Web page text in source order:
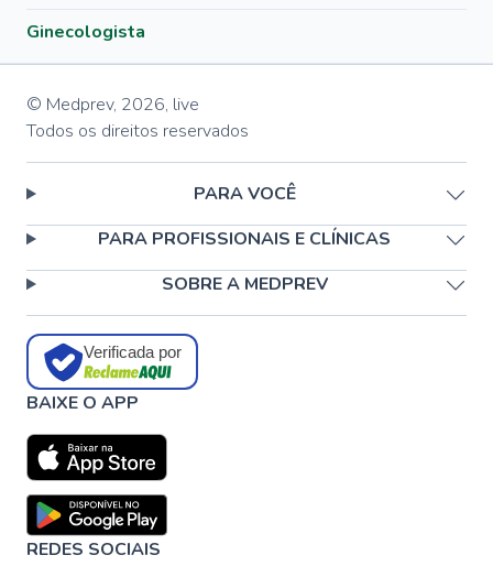
Ginecologista
© Medprev, 2026, live
Todos os direitos reservados
PARA VOCÊ
PARA PROFISSIONAIS E CLÍNICAS
SOBRE A MEDPREV
Verificada por
BAIXE O APP
REDES SOCIAIS